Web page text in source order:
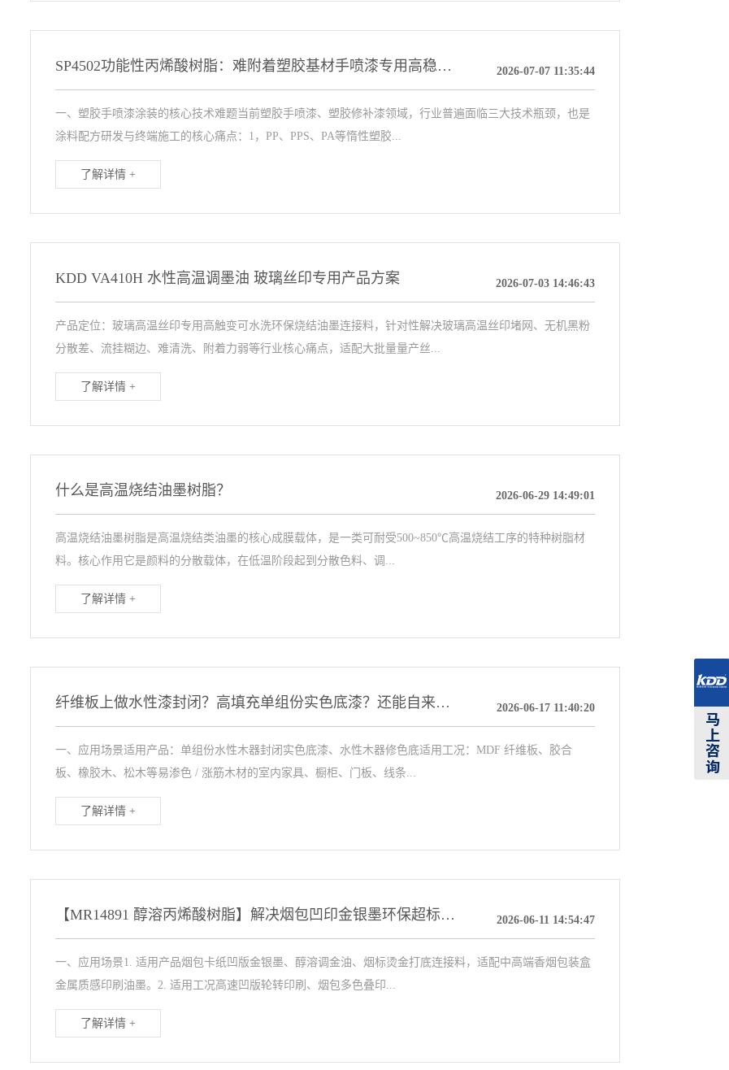
SP4502功能性丙烯酸树脂：难附着塑胶基材手喷漆专用高稳定树脂 2026-07-07 11:35:44
一、塑胶手喷漆涂装的核心技术难题当前塑胶手喷漆、塑胶修补漆领域，行业普遍面临三大技术瓶颈，也是
涂料配方研发与终端施工的核心痛点：1，PP、PPS、PA等惰性塑胶...
了解详情 +
KDD VA410H 水性高温调墨油 玻璃丝印专用产品方案 2026-07-03 14:46:43
产品定位：玻璃高温丝印专用高触变可水洗环保烧结油墨连接料，针对性解决玻璃高温丝印堵网、无机黑粉
分散差、流挂糊边、难清洗、附着力弱等行业核心痛点，适配大批量量产丝...
了解详情 +
什么是高温烧结油墨树脂？ 2026-06-29 14:49:01
高温烧结油墨树脂是高温烧结类油墨的核心成膜载体，是一类可耐受500~850℃高温烧结工序的特种树脂材
料。核心作用‌它是颜料的分散载体，在低温阶段起到分散色料、调...
了解详情 +
纤维板上做水性漆封闭？高填充单组份实色底漆？还能自来水洗枪？【科鼎 AP1000Y】来帮你 2026-06-17 11:40:20
一、应用场景适用产品：单组份水性木器封闭实色底漆、水性木器修色底适用工况：MDF 纤维板、胶合
板、橡胶木、松木等易渗色 / 涨筋木材的室内家具、橱柜、门板、线条...
了解详情 +
【MR14891 醇溶丙烯酸树脂】解决烟包凹印金银墨环保超标、金粉发黑、折裂掉墨痛点｜全乙醇合成、低酸价、改性热塑工艺 2026-06-11 14:54:47
一、应用场景1. 适用产品烟包卡纸凹版金银墨、醇溶调金油、烟标烫金打底连接料，适配中高端香烟包装盒
金属质感印刷油墨。2. 适用工况高速凹版轮转印刷、烟包多色叠印...
了解详情 +